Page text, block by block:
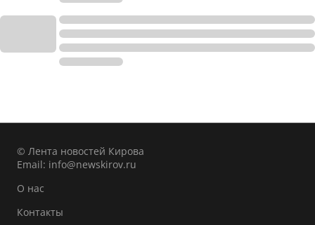
© Лента новостей Кирова
Email: info@newskirov.ru
О нас
Контакты